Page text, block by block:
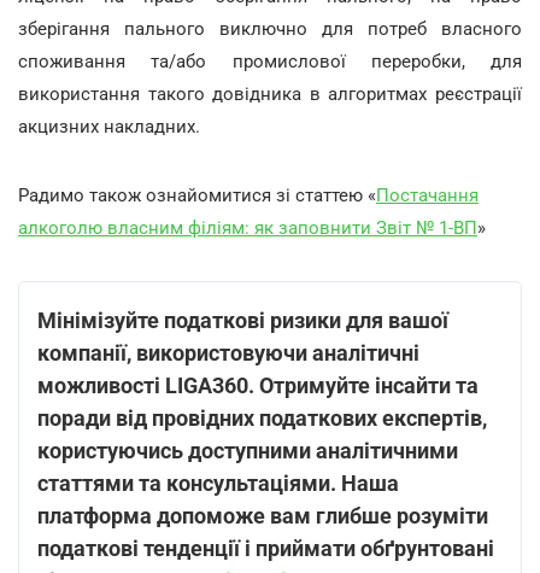
зберігання пального виключно для потреб власного
споживання та/або промислової переробки, для
використання такого довідника в алгоритмах реєстрації
акцизних накладних.
Радимо також ознайомитися зі статтею «Постачання
алкоголю власним філіям: як заповнити Звіт № 1-ВП»
Мінімізуйте податкові ризики для вашої
компанії, використовуючи аналітичні
можливості LIGA360. Отримуйте інсайти та
поради від провідних податкових експертів,
користуючись доступними аналітичними
статтями та консультаціями. Наша
платформа допоможе вам глибше розуміти
податкові тенденції і приймати обґрунтовані